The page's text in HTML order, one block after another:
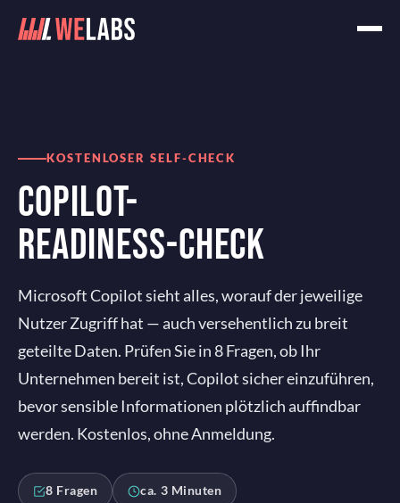
Home Checks Copilot-Readiness-Check
KOSTENLOSER SELF-CHECK
COPILOT-
READINESS-CHECK
Microsoft Copilot sieht alles, worauf der jeweilige
Nutzer Zugriff hat — auch versehentlich zu breit
geteilte Daten. Prüfen Sie in 8 Fragen, ob Ihr
Unternehmen bereit ist, Copilot sicher einzuführen,
bevor sensible Informationen plötzlich auffindbar
werden. Kostenlos, ohne Anmeldung.
8 Fragen ca. 3 Minuten